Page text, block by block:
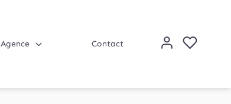
Contact